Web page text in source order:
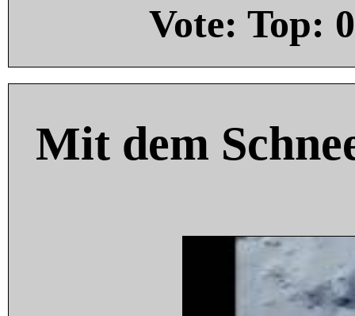
Vote: Top: 0
Mit dem